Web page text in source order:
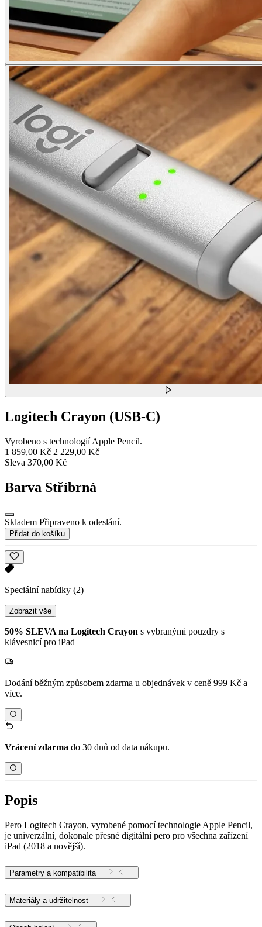
Logitech Crayon (USB-C)
Vyrobeno s technologií Apple Pencil.
1 859,00 Kč 2 229,00 Kč
Sleva 370,00 Kč
Barva Stříbrná
Skladem Připraveno k odeslání.
Přidat do košíku
Speciální nabídky (2)
Zobrazit vše
50% SLEVA na Logitech Crayon s vybranými pouzdry s
klávesnicí pro iPad
Dodání běžným způsobem zdarma u objednávek v ceně 999 Kč a
více.
Vrácení zdarma do 30 dnů od data nákupu.
Popis
Pero Logitech Crayon, vyrobené pomocí technologie Apple Pencil,
je univerzální, dokonale přesné digitální pero pro všechna zařízení
iPad (2018 a novější).
Parametry a kompatibilita
Materiály a udržitelnost